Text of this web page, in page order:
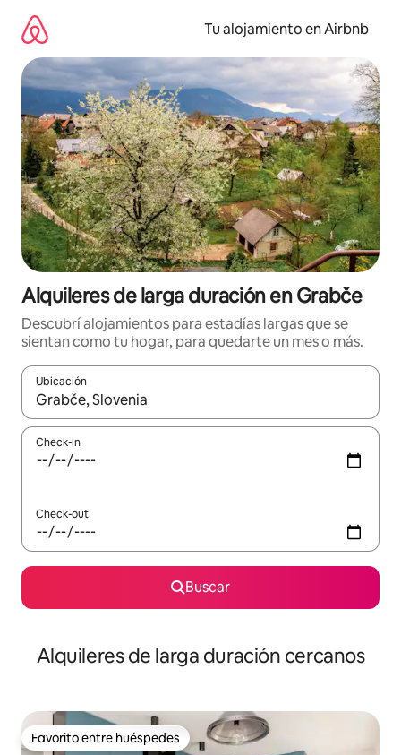
contenido
Tu alojamiento en Airbnb
Alquileres de larga duración en Grabče
Descubrí alojamientos para estadías largas que se
sientan como tu hogar, para quedarte un mes o más.
Ubicación
Cuando los resultados estén disponibles, navegá con las
Check-in
Check-out
Buscar
Alquileres de larga duración cercanos
Favorito entre huéspedes
Favorito entre huéspedes